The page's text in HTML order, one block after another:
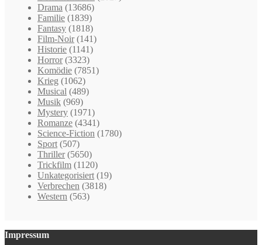
Drama (13686)
Familie (1839)
Fantasy (1818)
Film-Noir (141)
Historie (1141)
Horror (3323)
Komödie (7851)
Krieg (1062)
Musical (489)
Musik (969)
Mystery (1971)
Romanze (4341)
Science-Fiction (1780)
Sport (507)
Thriller (5650)
Trickfilm (1120)
Unkategorisiert (19)
Verbrechen (3818)
Western (563)
Impressum